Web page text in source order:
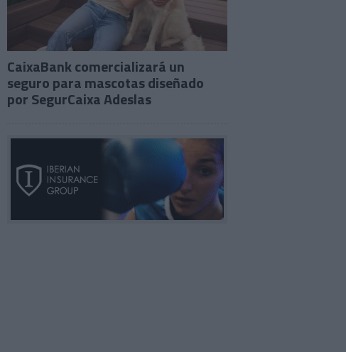
CaixaBank comercializará un
seguro para mascotas diseñado
por SegurCaixa Adeslas